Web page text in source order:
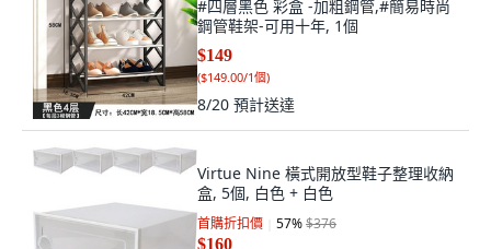
#四層黑色 彩盒 -加粗鋼管,#簡易時尚
鋼管鞋架-可用十年, 1個
$149
($149.00/1個)
8/20 預計送達
Virtue Nine 橫式開放型鞋子整理收納
盒, 5個, 白色 + 白色
首購折扣價 57%$376
$160